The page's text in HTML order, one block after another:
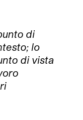
di
lo
di vista